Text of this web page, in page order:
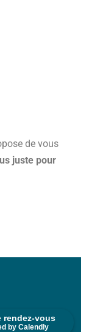
rendez-vous
by Calendly
de vous
juste pour
Mentions Légales